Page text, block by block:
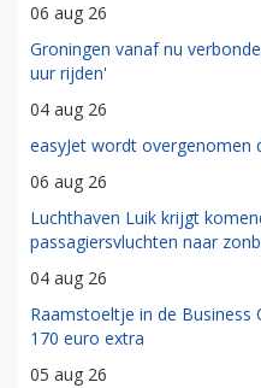
06 aug 26
Groningen vanaf nu
uur rijden'
04 aug 26
easyJet wordt overgenomen
06 aug 26
Luchthaven Luik krijgt
passagiersvluchten naar
04 aug 26
Raamstoeltje in de Business
170 euro extra
05 aug 26